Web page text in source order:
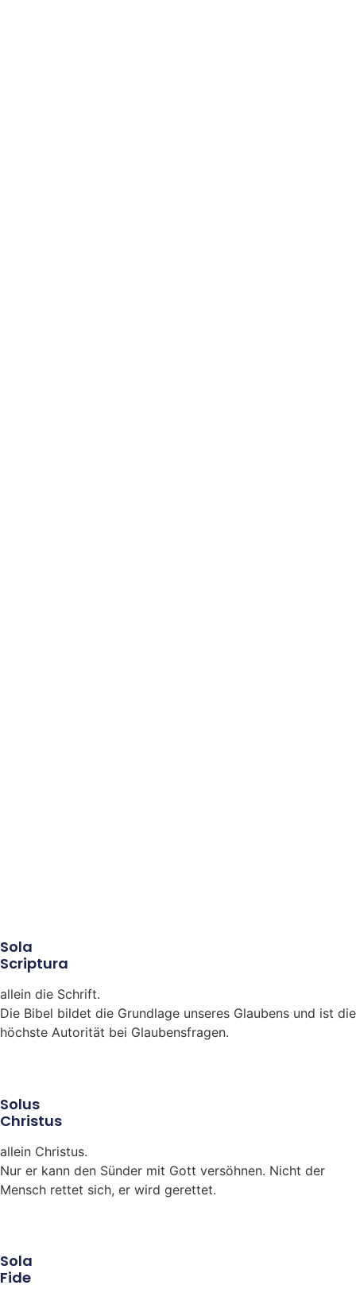
Sola
Scriptura
allein die Schrift.
Die Bibel bildet die Grundlage unseres Glaubens und ist die
höchste Autorität bei Glaubensfragen.
Solus
Christus
allein Christus.
Nur er kann den Sünder mit Gott versöhnen. Nicht der
Mensch rettet sich, er wird gerettet.
Sola
Fide